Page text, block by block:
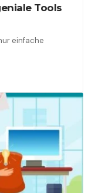
Tools
einfache